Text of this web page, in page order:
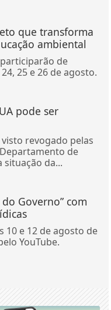
que transforma
ambiental
de
25 e 26 de agosto.
pode ser
revogado pelas
de
situação da...
Governo” com
10 e 12 de agosto de
YouTube.